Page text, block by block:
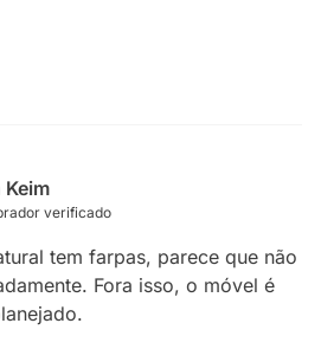
Keim
verificado
tem farpas, parece que não
Fora isso, o móvel é